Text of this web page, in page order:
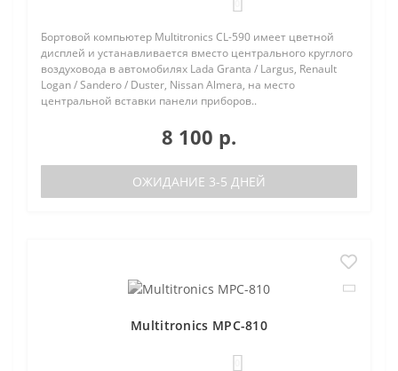
Бортовой компьютер Multitronics CL-590 имеет цветной
дисплей и устанавливается вместо центрального круглого
воздуховода в автомобилях Lada Granta / Largus, Renault
Logan / Sandero / Duster, Nissan Almera, на место
центральной вставки панели приборов..
8 100 р.
ОЖИДАНИЕ 3-5 ДНЕЙ
Multitronics MPC-810